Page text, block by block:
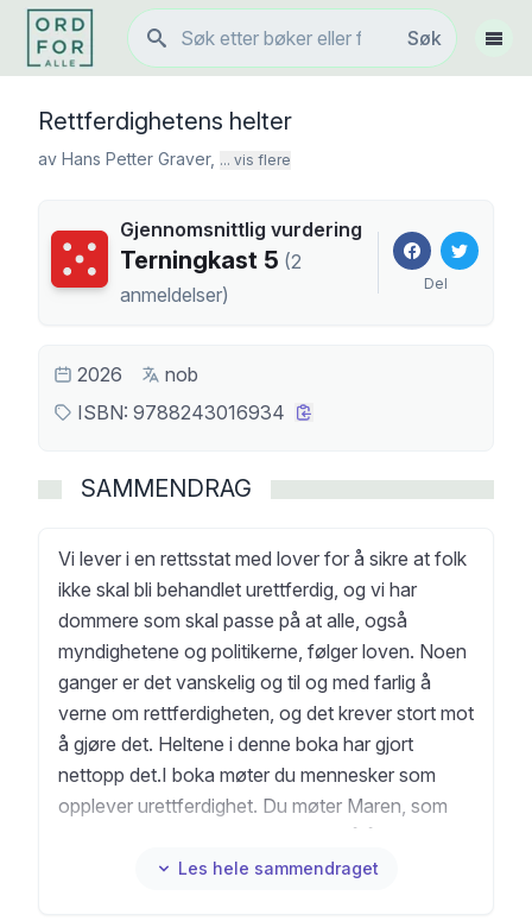
Søk
Søk
Vis
Rettferdighetens helter
av Hans Petter Graver, ... vis flere
Terningkast
Gjennomsnittlig vurdering
Terningkast 5 (2
anmeldelser) Del
2026
nob
ISBN: 9788243016934
SAMMENDRAG
Vi lever i en rettsstat med lover for å sikre at folk
ikke skal bli behandlet urettferdig, og vi har
dommere som skal passe på at alle, også
myndighetene og politikerne, følger loven. Noen
ganger er det vanskelig og til og med farlig å
verne om rettferdigheten, og det krever stort mot
å gjøre det. Heltene i denne boka har gjort
nettopp det.I boka møter du mennesker som
opplever urettferdighet. Du møter Maren, som
som heks i 1700-tallets Norge. Du møter ni
Les hele sammendraget